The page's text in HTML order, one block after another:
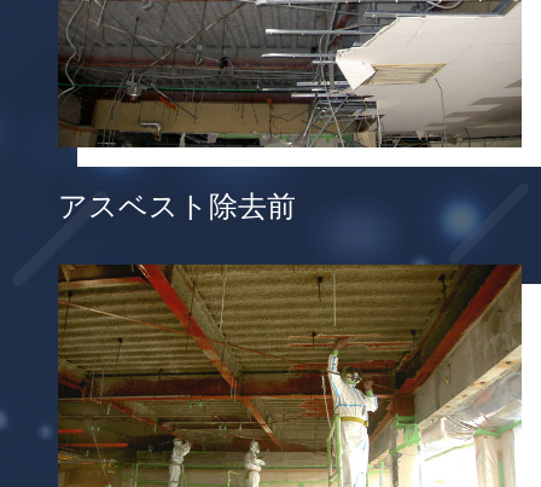
アスベスト除去前